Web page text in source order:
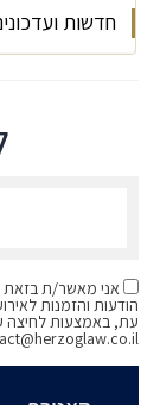
2023
חדשות
עליית
אני מאשר/ת בזאת
הודעות והזמנות
עת, באמצעות לחיצה